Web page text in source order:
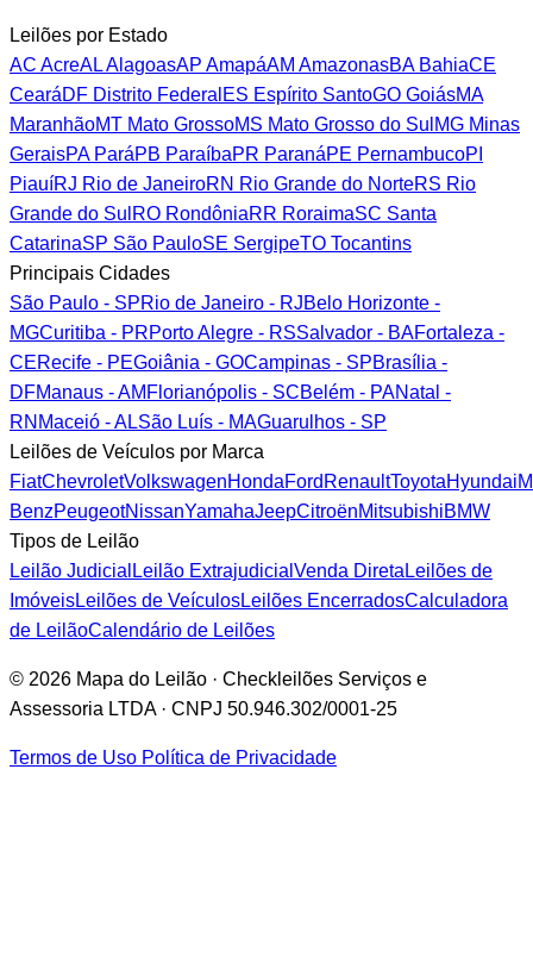
Leilões por Estado
AC AcreALAlagoasAP AmapáAM AmazonasBABahiaCE
CearáDF Distrito Federal ES Espírito SantoGO GoiásMA
MaranhãoMT Mato GrossoMS Mato Grosso do Sul MG Minas
GeraisPAParáPB ParaíbaPR ParanáPE PernambucoPI
PiauíRJ Rio de JaneiroRN Rio Grande do NorteRS Rio
Grande do Sul RO RondôniaRR RoraimaSC Santa
CatarinaSP São PauloSE SergipeTO Tocantins
Principais Cidades
São Paulo - SPRio de Janeiro - RJBelo Horizonte -
MGCuritiba - PRPorto Alegre - RSSalvador - BAFortaleza -
CERecife - PEGoiânia - GOCampinas - SPBrasília -
DFManaus - AM Florianópolis - SCBelém - PANatal -
RN Maceió - ALSão Luís - MAGuarulhos - SP
Leilões de Veículos por Marca
FiatChevroletVolkswagenHondaFord RenaultToyotaHyundai
BenzPeugeotNissanYamahaJeepCitroënMitsubishiBMW
Tipos de Leilão
Leilão Judicial Leilão Extrajudicial Venda Direta Leilões de
ImóveisLeilões de VeículosLeilões EncerradosCalculadora
de LeilãoCalendário de Leilões
© 2026 Mapa do Leilão · Checkleilões Serviços e
Assessoria LTDA · CNPJ 50.946.302/0001-25
Termos de Uso Política de Privacidade